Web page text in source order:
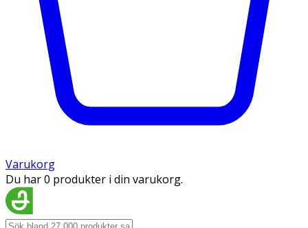
Varukorg
Du har 0 produkter i din varukorg.